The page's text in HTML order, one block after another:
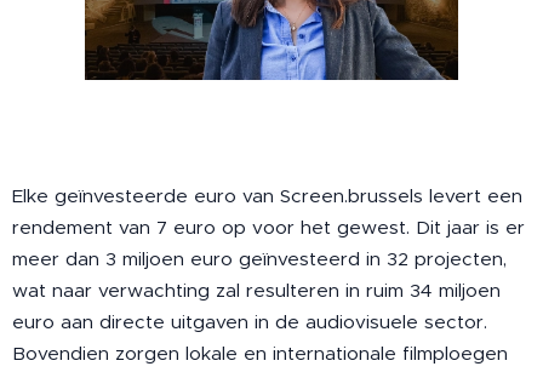
Elke geïnvesteerde euro van Screen.brussels levert een
rendement van 7 euro op voor het gewest. Dit jaar is er
meer dan 3 miljoen euro geïnvesteerd in 32 projecten,
wat naar verwachting zal resulteren in ruim 34 miljoen
euro aan directe uitgaven in de audiovisuele sector.
Bovendien zorgen lokale en internationale filmploegen